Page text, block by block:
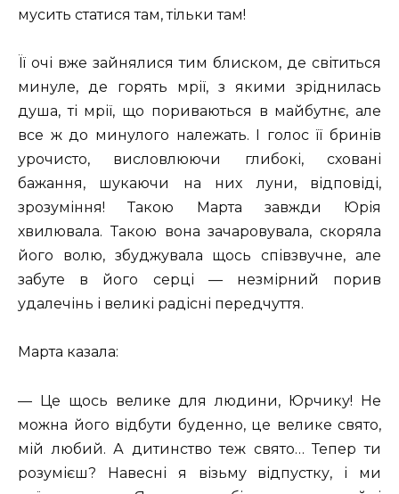
мусить статися там, тільки там!
Її очі вже зайнялися тим блиском, де світиться
минуле, де горять мрії, з якими зріднилась
душа, ті мрії, що пориваються в майбутнє, але
все ж до минулого належать. І голос її бринів
урочисто, висловлюючи глибокі, сховані
бажання, шукаючи на них луни, відповіді,
зрозуміння! Такою Марта завжди Юрія
хвилювала. Такою вона зачаровувала, скоряла
його волю, збуджувала щось співзвучне, але
забуте в його серці — незмірний порив
удалечінь і великі радісні передчуття.
Марта казала:
— Це щось велике для людини, Юрчику! Не
можна його відбути буденно, це велике свято,
мій любий. А дитинство теж свято… Тепер ти
розумієш? Навесні я візьму відпустку, і ми